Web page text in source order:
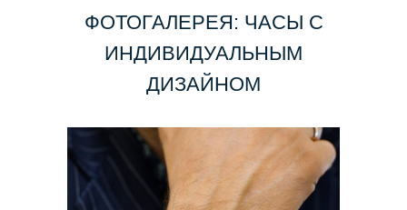
ФОТОГАЛЕРЕЯ: ЧАСЫ С
ИНДИВИДУАЛЬНЫМ
ДИЗАЙНОМ